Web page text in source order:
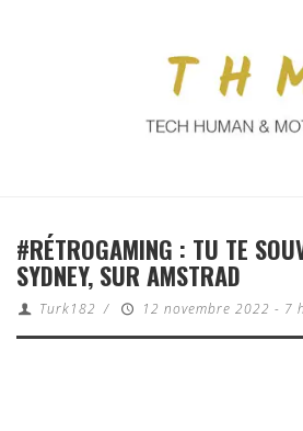
#RÉTROGAMING : TU TE
SYDNEY, SUR AMSTRAD
Turk182 / 12 novembre 2022 - 7